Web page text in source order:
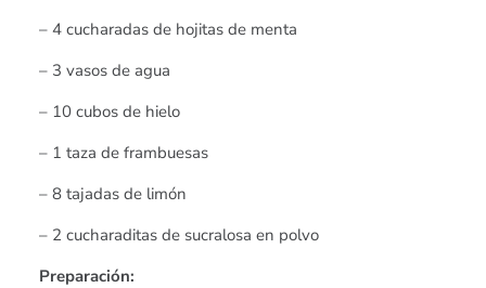
– 4 cucharadas de hojitas de menta
– 3 vasos de agua
– 10 cubos de hielo
– 1 taza de frambuesas
– 8 tajadas de limón
– 2 cucharaditas de sucralosa en polvo
Preparación: